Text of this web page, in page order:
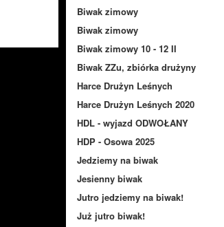
Biwak zimowy
Biwak zimowy
Biwak zimowy 10 - 12 II
Biwak ZZu, zbiórka drużyny
Harce Drużyn Leśnych
Harce Drużyn Leśnych 2020
HDL - wyjazd ODWOŁANY
HDP - Osowa 2025
Jedziemy na biwak
Jesienny biwak
Jutro jedziemy na biwak!
Już jutro biwak!